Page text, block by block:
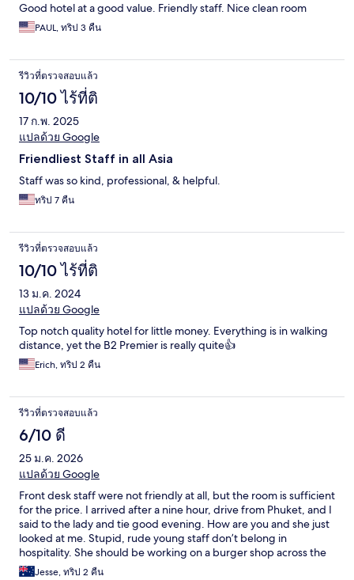
Good hotel at a good value. Friendly staff. Nice clean room
PAUL, ทริป 3 คืน
รีวิวที่ตรวจสอบแล้ว
10/10 ไร้ที่ติ
17 ก.พ. 2025
แปลด้วย Google
Friendliest Staff in all Asia
Staff was so kind, professional, & helpful.
ทริป 7 คืน
รีวิวที่ตรวจสอบแล้ว
10/10 ไร้ที่ติ
13 ม.ค. 2024
แปลด้วย Google
Top notch quality hotel for little money. Everything is in walking
distance, yet the B2 Premier is really quite👍
Erich, ทริป 2 คืน
รีวิวที่ตรวจสอบแล้ว
6/10 ดี
25 ม.ค. 2026
แปลด้วย Google
Front desk staff were not friendly at all, but the room is sufficient
for the price. I arrived after a nine hour, drive from Phuket, and I
said to the lady and tie good evening. How are you and she just
looked at me. Stupid, rude young staff don’t belong in
hospitality. She should be working on a burger shop across the
road.Jesse, ทริป 2 คืน